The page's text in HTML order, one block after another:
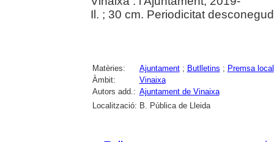
Il. ; 30 cm. Periodicitat
Matèries: Ajuntament; Butlletins ; Premsa local
Àmbit:
Vinaixa
Autors add.: Ajuntament de Vinaixa
Localització: B. Pública de Lleida